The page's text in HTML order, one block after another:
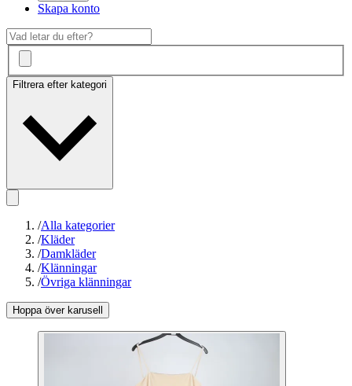
Skapa konto
Filtrera efter kategori
/Alla kategorier
/Kläder
/Damkläder
/Klänningar
/Övriga klänningar
Hoppa över karusell